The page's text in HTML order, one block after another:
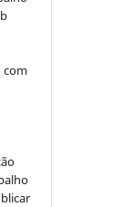
com